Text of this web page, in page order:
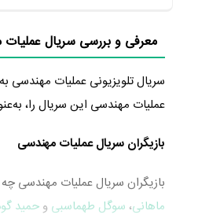
معرفی و بررسی سریال
سریال تلویزیونی عملیات مهندسی
عملیات مهندسی این سریال را، به‌عنوان
بازیگران سریال عملیات مهندسی
بازیگران سریال عملیات مهندسی
ماهانی، سوگل طهماسبی و حمید